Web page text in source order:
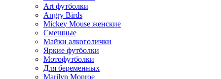
Art футболки
Angry Birds
Mickey Mouse женские
Смешные
Майки алкоголички
Яркие футболки
Мотофутболки
Для беременных
Marilyn Monroe